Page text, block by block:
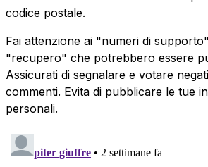
codice postale.
Fai attenzione ai "numeri di
"recupero" che potrebbero essere
Assicurati di segnalare e votare
commenti. Evita di pubblicare le tue
personali.